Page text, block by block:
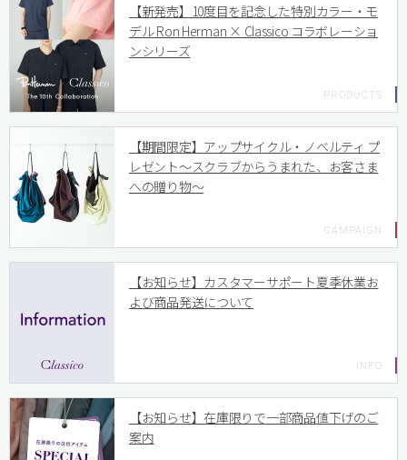
【新発売】10度目を記念した特別カラー・モ
デル Ron Herman × Classico コラボレーショ
ンシリーズ
【期間限定】アップサイクル・ノベルティ プ
レゼント〜スクラブからうまれた、お客さま
への贈り物〜
【お知らせ】カスタマーサポート夏季休業お
よび商品発送について
【お知らせ】在庫限りで一部商品値下げのご
案内